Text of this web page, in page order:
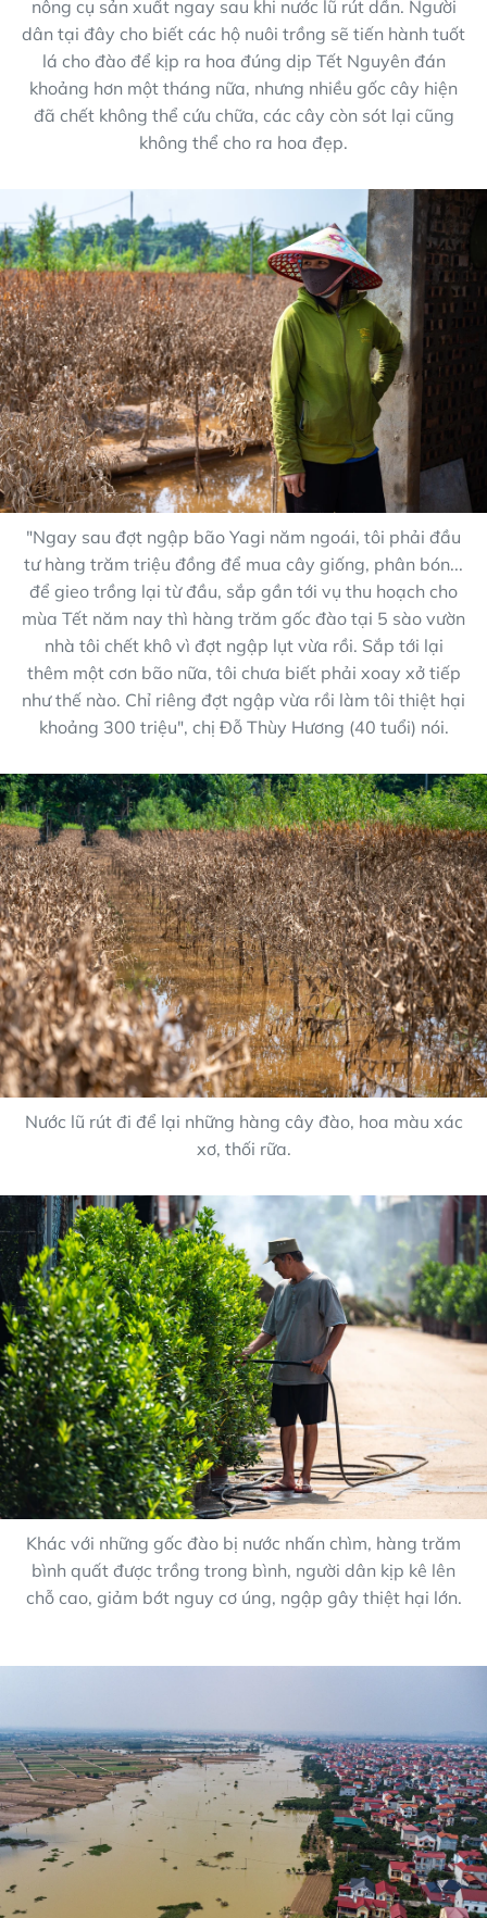
nông cụ sản xuất ngay sau khi nước lũ rút dần. Người
dân tại đây cho biết các hộ nuôi trồng sẽ tiến hành tuốt
lá cho đào để kịp ra hoa đúng dịp Tết Nguyên đán
khoảng hơn một tháng nữa, nhưng nhiều gốc cây hiện
đã chết không thể cứu chữa, các cây còn sót lại cũng
không thể cho ra hoa đẹp.
"Ngay sau đợt ngập bão Yagi năm ngoái, tôi phải đầu
tư hàng trăm triệu đồng để mua cây giống, phân bón...
để gieo trồng lại từ đầu, sắp gần tới vụ thu hoạch cho
mùa Tết năm nay thì hàng trăm gốc đào tại 5 sào vườn
nhà tôi chết khô vì đợt ngập lụt vừa rồi. Sắp tới lại
thêm một cơn bão nữa, tôi chưa biết phải xoay xở tiếp
như thế nào. Chỉ riêng đợt ngập vừa rồi làm tôi thiệt hại
khoảng 300 triệu", chị Đỗ Thùy Hương (40 tuổi) nói.
Nước lũ rút đi để lại những hàng cây đào, hoa màu xác
xơ, thối rữa.
Khác với những gốc đào bị nước nhấn chìm, hàng trăm
bình quất được trồng trong bình, người dân kịp kê lên
chỗ cao, giảm bớt nguy cơ úng, ngập gây thiệt hại lớn.